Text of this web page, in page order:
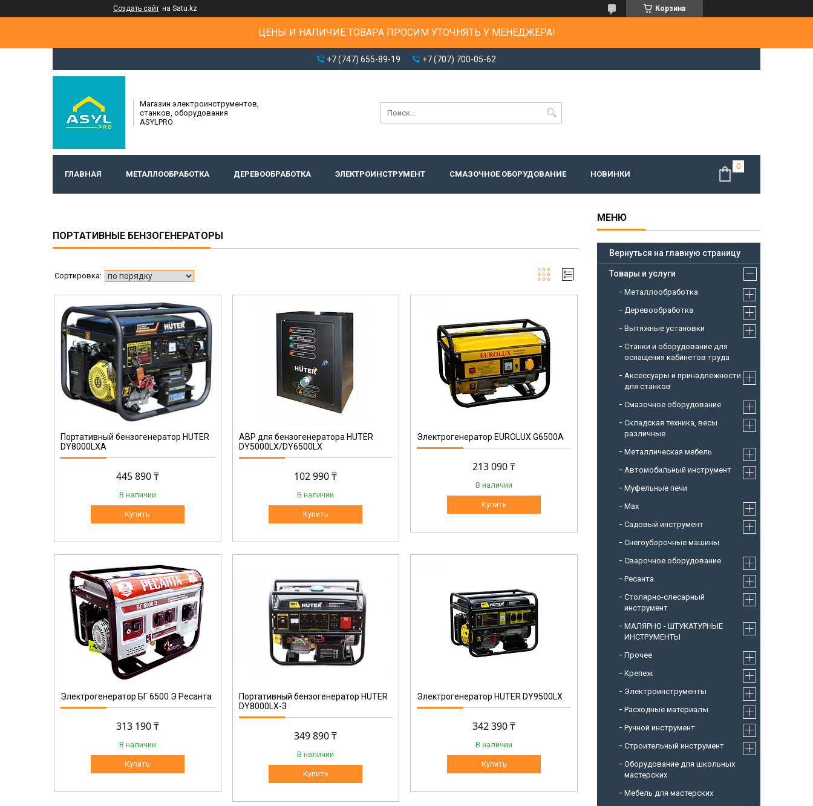
Создать сайт на Satu.kz Корзина
ЦЕНЫ И НАЛИЧИЕ ТОВАРА ПРОСИМ УТОЧНЯТЬ У МЕНЕДЖЕРА!
+7 (747) 655-89-19 +7 (707) 700-05-62
Магазин электроинструментов,
станков, оборудования
ASYLPRO
ГЛАВНАЯ МЕТАЛЛООБРАБОТКА ДЕРЕВООБРАБОТКА ЭЛЕКТРОИНСТРУМЕНТ СМАЗОЧНОЕ ОБОРУДОВАНИЕ НОВИНКИ
ПОРТАТИВНЫЕ БЕНЗОГЕНЕРАТОРЫ
Портативный бензогенератор HUTER
DY8000LXA
445 890 ₸
В наличии
Купить
64/1/20
АВР для бензогенератора HUTER
DY5000LX/DY6500LX
102 990 ₸
В наличии
Купить
64/1/42
Электрогенератор EUROLUX G6500A
213 090 ₸
В наличии
Купить
Электрогенератор БГ 6500 Э Ресанта
313 190 ₸
В наличии
Купить
64/1/28
Портативный бензогенератор HUTER
DY8000LX-3
349 890 ₸
В наличии
Купить
64/1/40
Электрогенератор HUTER DY9500LX
342 390 ₸
В наличии
Купить
Вернуться на главную страницу
Товары и услуги
Металлообработка
Деревообработка
Вытяжные установки
Станки и оборудование для
оснащения кабинетов труда
Аксессуары и принадлежности
для станков
Смазочное оборудование
Складская техника, весы
различные
Металлическая мебель
Автомобильный инструмент
Муфельные печи
Max
Садовый инструмент
Снегоуборочные машины
Cварочное оборудование
Ресанта
Столярно-слесарный
инструмент
МАЛЯРНО - ШТУКАТУРНЫЕ
ИНСТРУМЕНТЫ
Прочее
Крепеж
Электроинструменты
Расходные материалы
Ручной инструмент
Строительный инструмент
Оборудование для школьных
мастерских
Мебель для мастерских